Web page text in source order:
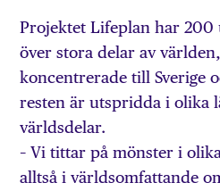
Projektet Lifeplan har 200
över stora delar av
koncentrerade till Sverige
resten är utspridda i olika
världsdelar.
– Vi tittar på mönster i
alltså i världsomfattande